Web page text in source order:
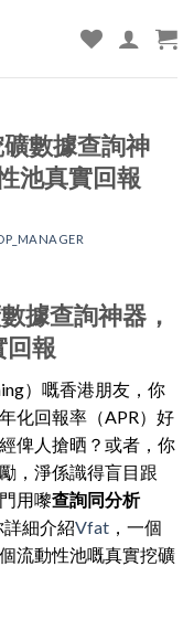
數據查詢神
池真實回報
據查詢神器，
回報
）嘅香港朋友，你
化回報率（APR）好
俾人搶晒？或者，你
，淨係識得盲目跟
用嚟查詢同分析
細介紹Vfat ，一個
流動性池嘅真實挖礦